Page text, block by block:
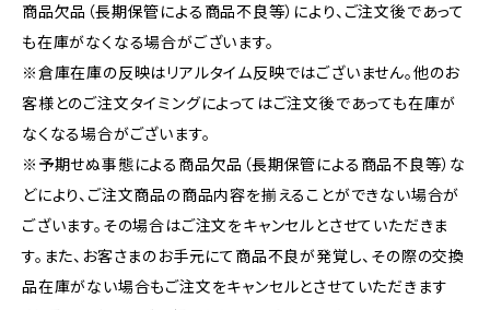
商品欠品（長期保管による商品不良等）により、ご注文後であって
も在庫がなくなる場合がございます。
※倉庫在庫の反映はリアルタイム反映ではございません。他のお
客様とのご注文タイミングによってはご注文後であっても在庫が
なくなる場合がございます。
※予期せぬ事態による商品欠品（長期保管による商品不良等）な
どにより、ご注文商品の商品内容を揃えることができない場合が
ございます。その場合はご注文をキャンセルとさせていただきま
す。また、お客さまのお手元にて商品不良が発覚し、その際の交換
品在庫がない場合もご注文をキャンセルとさせていただきます